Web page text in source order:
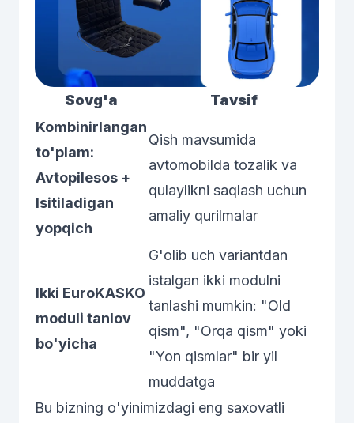
Sovg'a
Tavsif
Kombinirlangan
to'plam:
Avtopilesos +
Isitiladigan
yopqich
Qish mavsumida
avtomobilda tozalik va
qulaylikni saqlash uchun
amaliy qurilmalar
Ikki EuroKASKO
moduli tanlov
bo'yicha
G'olib uch variantdan
istalgan ikki modulni
tanlashi mumkin: "Old
qism", "Orqa qism" yoki
"Yon qismlar" bir yil
muddatga
Bu bizning o'yinimizdagi eng saxovatli